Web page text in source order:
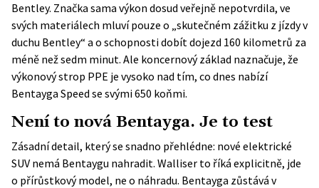
Bentley. Značka sama výkon dosud veřejně nepotvrdila, ve
svých materiálech mluví pouze o „skutečném zážitku z jízdy v
duchu Bentley“ a o schopnosti dobít dojezd 160 kilometrů za
méně než sedm minut. Ale koncernový základ naznačuje, že
výkonový strop PPE je vysoko nad tím, co dnes nabízí
Bentayga Speed se svými 650 koňmi.
Není to nová Bentayga. Je to test
Zásadní detail, který se snadno přehlédne: nové elektrické
SUV nemá Bentaygu nahradit. Walliser to říká explicitně, jde
o přírůstkový model, ne o náhradu. Bentayga zůstává v